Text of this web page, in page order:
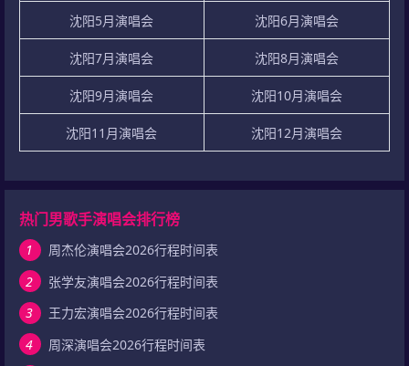
沈阳5月演唱会 沈阳6月演唱会
沈阳7月演唱会 沈阳8月演唱会
沈阳9月演唱会 沈阳10月演唱会
沈阳11月演唱会 沈阳12月演唱会
热门男歌手演唱会排行榜
1
周杰伦演唱会2026行程时间表
2
张学友演唱会2026行程时间表
3
王力宏演唱会2026行程时间表
4
周深演唱会2026行程时间表